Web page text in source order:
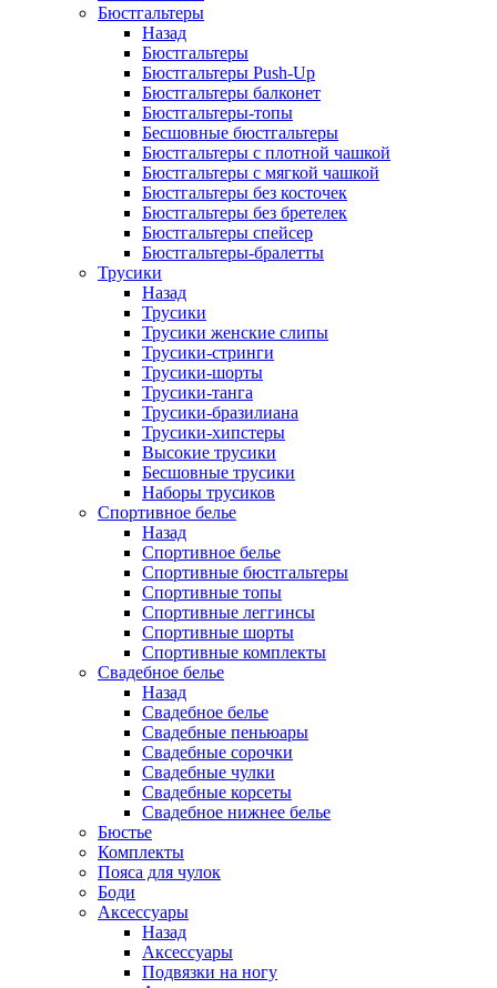
Бюстгальтеры
Назад
Бюстгальтеры
Бюстгальтеры Push-Up
Бюстгальтеры балконет
Бюстгальтеры-топы
Бесшовные бюстгальтеры
Бюстгальтеры с плотной чашкой
Бюстгальтеры с мягкой чашкой
Бюстгальтеры без косточек
Бюстгальтеры без бретелек
Бюстгальтеры спейсер
Бюстгальтеры-бралетты
Трусики
Назад
Трусики
Трусики женские слипы
Трусики-стринги
Трусики-шорты
Трусики-танга
Трусики-бразилиана
Трусики-хипстеры
Высокие трусики
Бесшовные трусики
Наборы трусиков
Спортивное белье
Назад
Спортивное белье
Спортивные бюстгальтеры
Спортивные топы
Спортивные леггинсы
Спортивные шорты
Спортивные комплекты
Свадебное белье
Назад
Свадебное белье
Свадебные пеньюары
Свадебные сорочки
Свадебные чулки
Свадебные корсеты
Свадебное нижнее белье
Бюстье
Комплекты
Пояса для чулок
Боди
Аксессуары
Назад
Аксессуары
Подвязки на ногу